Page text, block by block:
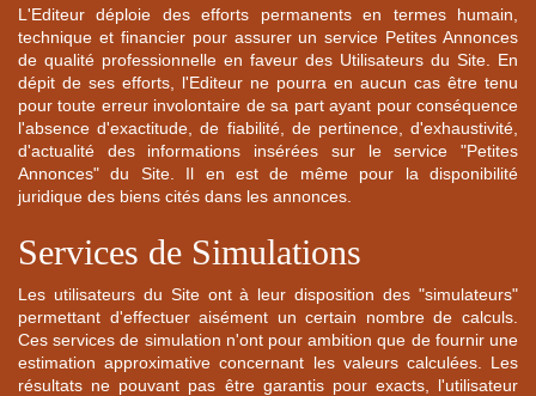
L'Editeur déploie des efforts permanents en termes humain,
technique et financier pour assurer un service Petites Annonces
de qualité professionnelle en faveur des Utilisateurs du Site. En
dépit de ses efforts, l'Editeur ne pourra en aucun cas être tenu
pour toute erreur involontaire de sa part ayant pour conséquence
l'absence d'exactitude, de fiabilité, de pertinence, d'exhaustivité,
d'actualité des informations insérées sur le service "Petites
Annonces" du Site. Il en est de même pour la disponibilité
juridique des biens cités dans les annonces.
Services de Simulations
Les utilisateurs du Site ont à leur disposition des "simulateurs"
permettant d'effectuer aisément un certain nombre de calculs.
Ces services de simulation n'ont pour ambition que de fournir une
estimation approximative concernant les valeurs calculées. Les
résultats ne pouvant pas être garantis pour exacts, l'utilisateur